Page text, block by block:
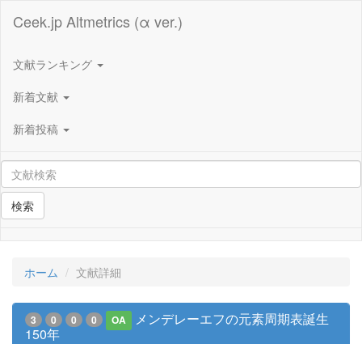
Ceek.jp Altmetrics (α ver.)
文献ランキング
新着文献
新着投稿
検索
ホーム 文献詳細
3 0 0 0 OA
メンデレーエフの元素周期表誕生
150年